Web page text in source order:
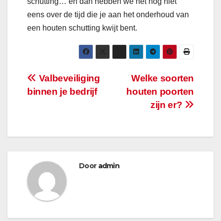
eens over de tijd die je aan het onderhoud van
een houten schutting kwijt bent.
Bericht
navigatie
Welke soorten
houten poorten
zijn er?
Valbeveiliging
binnen je bedrijf
Door admin